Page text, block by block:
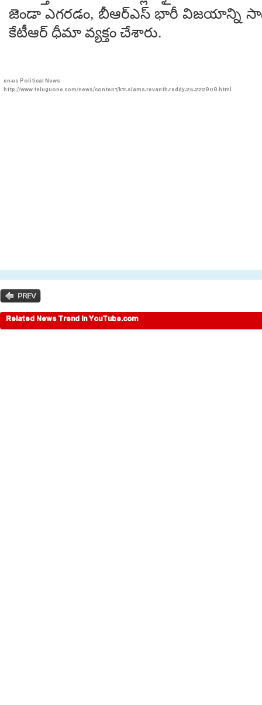
జెండా ఎగరడం, బీఆర్ఎస్ భారీ విజయాన్ని
కేటీఆర్ ధీమా వ్యక్తం చేశారు.
en-usPolitical News
http://www.teluguone.com/news/content/ktr-slams-revanth-reddy-25-222909.html